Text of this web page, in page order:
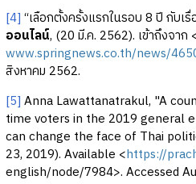
[4] “เลือกตั้งครั้งแรกในรอบ 8 ปี กับเรื่อ
ออนไลน์, (20 มี.ค. 2562). เข้าถึงจาก
www.springnews.co.th/news/
สิงหาคม 2562.
[5] Anna Lawattanatrakul, "A
time voters in the 2019 general
can change the face of Thai
23, 2019). Available <https://
english/node/7984>. Accessed